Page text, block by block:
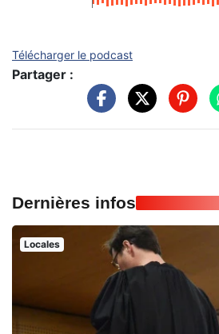
Télécharger le podcast
Partager :
Dernières infos
Locales